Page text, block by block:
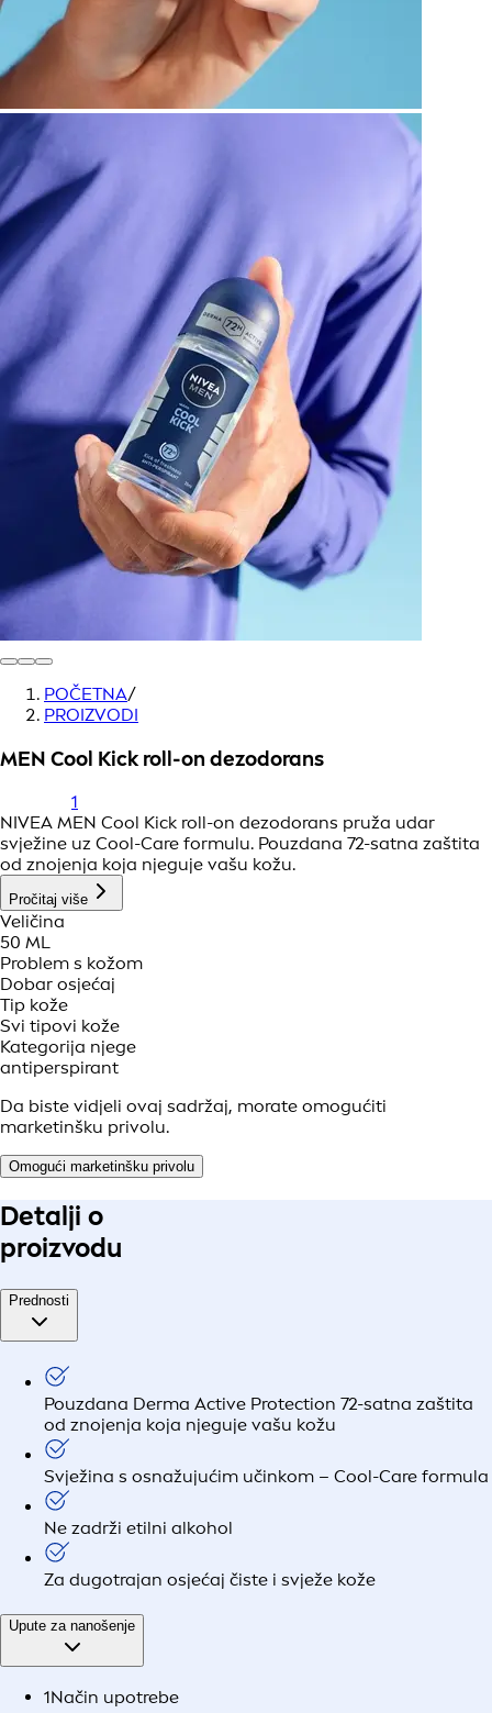
POČETNA/
PROIZVODI
MEN Cool Kick roll-on dezodorans
1
NIVEA MEN Cool Kick roll-on dezodorans pruža udar
svježine uz Cool-Care formulu. Pouzdana 72-satna zaštita
od znojenja koja njeguje vašu kožu.
Pročitaj više
Veličina
50 ML
Problem s kožom
Dobar osjećaj
Tip kože
Svi tipovi kože
Kategorija njege
antiperspirant
Da biste vidjeli ovaj sadržaj, morate omogućiti
marketinšku privolu.
Omogući marketinšku privolu
Detalji o
proizvodu
Prednosti
Pouzdana Derma Active Protection 72-satna zaštita
od znojenja koja njeguje vašu kožu
Svježina s osnažujućim učinkom – Cool-Care formula
Ne zadrži etilni alkohol
Za dugotrajan osjećaj čiste i svježe kože
Upute za nanošenje
1Način upotrebe